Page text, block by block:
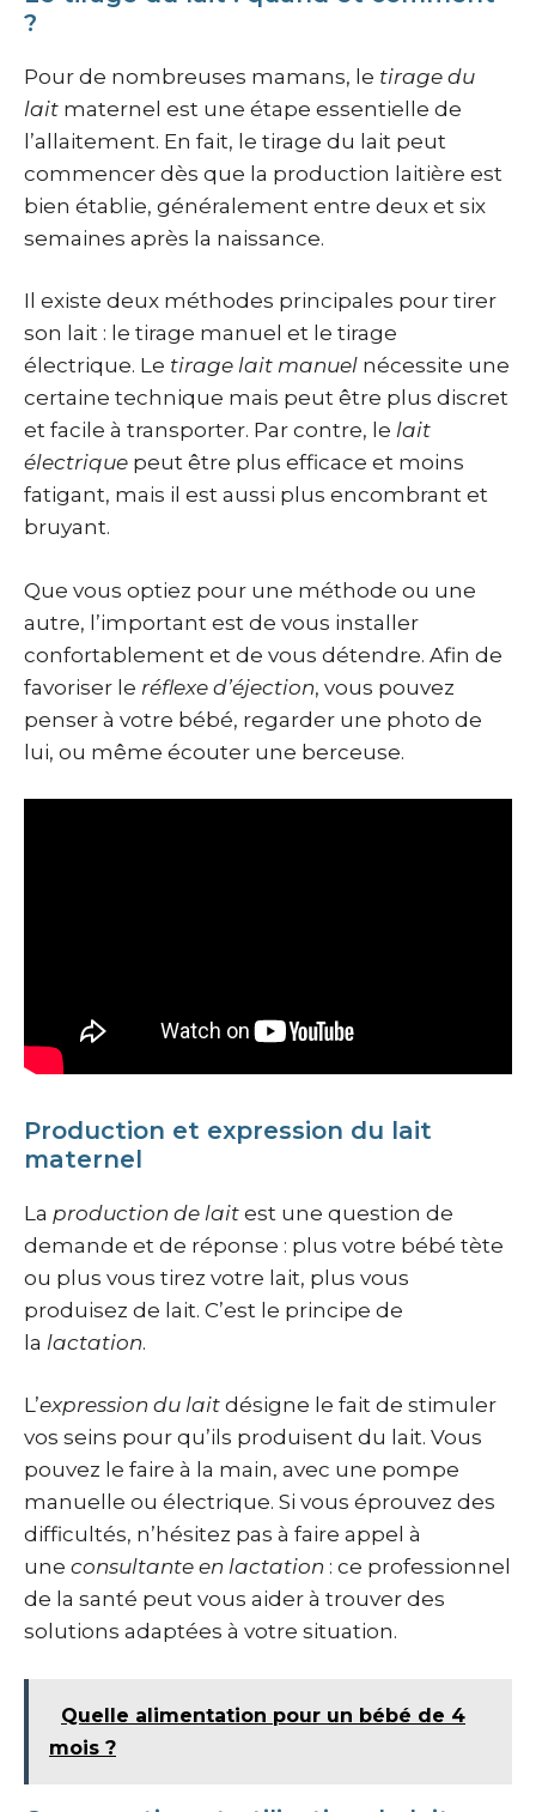
?
Pour de nombreuses mamans, le tirage du
lait maternel est une étape essentielle de
l’allaitement. En fait, le tirage du lait peut
commencer dès que la production laitière est
bien établie, généralement entre deux et six
semaines après la naissance.
Il existe deux méthodes principales pour tirer
son lait : le tirage manuel et le tirage
électrique. Le tirage lait manuel nécessite une
certaine technique mais peut être plus discret
et facile à transporter. Par contre, le lait
électrique peut être plus efficace et moins
fatigant, mais il est aussi plus encombrant et
bruyant.
Que vous optiez pour une méthode ou une
autre, l’important est de vous installer
confortablement et de vous détendre. Afin de
favoriser le réflexe d’éjection, vous pouvez
penser à votre bébé, regarder une photo de
lui, ou même écouter une berceuse.
Production et expression du lait
maternel
La production de lait est une question de
demande et de réponse : plus votre bébé tète
ou plus vous tirez votre lait, plus vous
produisez de lait. C’est le principe de
la lactation.
L’expression du lait désigne le fait de stimuler
vos seins pour qu’ils produisent du lait. Vous
pouvez le faire à la main, avec une pompe
manuelle ou électrique. Si vous éprouvez des
difficultés, n’hésitez pas à faire appel à
une consultante en lactation : ce professionnel
de la santé peut vous aider à trouver des
solutions adaptées à votre situation.
Quelle alimentation pour un bébé de 4
mois ?